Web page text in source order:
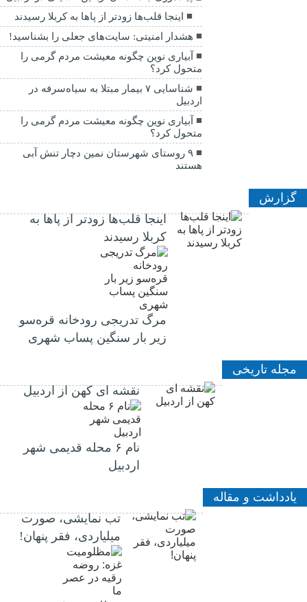
اینجا قلب‌ها زودتر از پاها به کربلا رسیدند
هشدار امنیتی: سایت‌های جعلی را بشناسید!
آبیاری نوین چگونه معیشت مردم گرمی را
متحول کرد؟
شناسایی ۷ بیمار مبتلا به سیاه‌سرفه در
اردبیل
آبیاری نوین چگونه معیشت مردم گرمی را
متحول کرد؟
۹ روستای شهرستان نمین دچار تنش آبی
هستند
گزارش
اینجا قلب‌ها زودتر از پاها به
کربلا رسیدند
مرگ تدریجی رودخانه قره‌سو
زیر بار سنگین پساب شهری
مجله تاریخی
نقشه ای کهن از اردبیل
نام ۶ محله قدیمی شهر
اردبیل
یادداشت و مقاله
تب نمایشی، صورت
میلیاردی، فقر پنهان!